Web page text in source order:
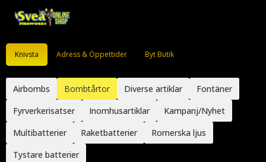
Knivsta Adress & Öppettider Byt Butik
Airbombs Bombtårtor Diverse artiklar
Fontäner
Fyrverkerisatser
Inomhusartiklar
Kampanj/Nyhet
Multibatterier
Raketbatterier
Romerska ljus
Tystare batterier